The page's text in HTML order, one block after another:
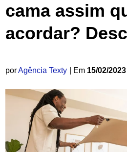
cama assim
acordar?
porAgência Texty | Em 15/02/